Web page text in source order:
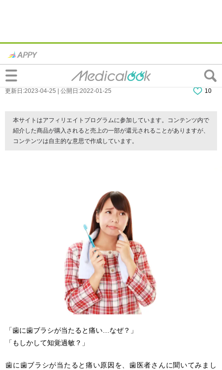
なぜ？歯に歯ブラシが当たると痛い…知覚
過敏かも！治すには？
更新日:2023-04-25 | 公開日:2022-01-25 10
本サイトはアフィリエイトプログラムに参加しています。コンテンツ内で
紹介した商品が購入されると売上の一部が還元されることがありますが、
コンテンツは自主的な意思で作成しています。
「歯に歯ブラシが当たると痛い…なぜ？」
「もしかして知覚過敏？」
歯に歯ブラシが当たると痛い原因を、歯医者さんに聞いてみまし